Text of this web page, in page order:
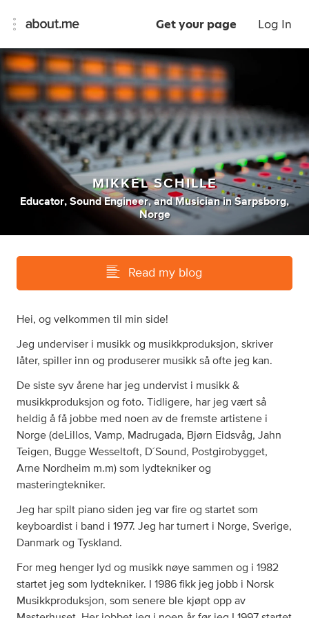
Get your page Log In
MIKKEL SCHILLE
Educator, Sound Engineer, andMusician inSarpsborg,
Norge
Read my blog
Hei, og velkommen til min side!
Jeg underviser i musikk og musikkproduksjon, skriver
låter, spiller inn og produserer musikk så ofte jeg kan.
De siste syv årene har jeg undervist i musikk &
musikkproduksjon og foto. Tidligere, har jeg vært så
heldig å få jobbe med noen av de fremste artistene i
Norge (deLillos, Vamp, Madrugada, Bjørn Eidsvåg, Jahn
Teigen, Bugge Wesseltoft, D´Sound, Postgirobygget,
Arne Nordheim m.m) som lydtekniker og
masteringtekniker.
Jeg har spilt piano siden jeg var fire og startet som
keyboardist i band i 1977. Jeg har turnert i Norge, Sverige,
Danmark og Tyskland.
For meg henger lyd og musikk nøye sammen og i 1982
startet jeg som lydtekniker. I 1986 fikk jeg jobb i Norsk
Musikkproduksjon, som senere ble kjøpt opp av